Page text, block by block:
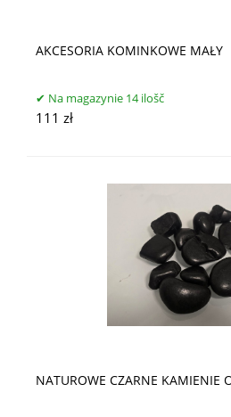
AKCESORIA KOMINKOWE MAŁY
Na magazynie 14 ilošč
111 zł
NATUROWE CZARNE KAMIENIE